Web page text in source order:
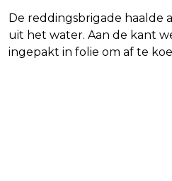
De reddingsbrigade haalde
uit het water. Aan de kant
ingepakt in folie om af te